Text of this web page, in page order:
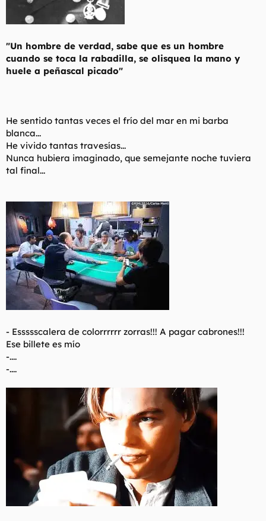
"Un hombre de verdad, sabe que es un hombre
cuando se toca la rabadilla, se olisquea la mano y
huele a peñascal picado"
He sentido tantas veces el frío del mar en mi barba
blanca...
He vivido tantas travesías...
Nunca hubiera imaginado, que semejante noche tuviera
tal final...
- Essssscalera de colorrrrrr zorras!!! A pagar cabrones!!!
Ese billete es mío
-....
-....